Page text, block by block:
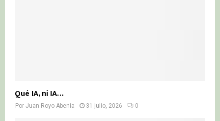
Qué IA, ni IA…
Por Juan Royo Abenia 31 julio, 2026 0